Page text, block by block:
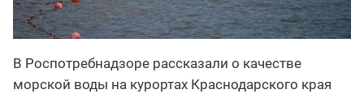
В Роспотребнадзоре рассказали о качестве
морской воды на курортах Краснодарского края